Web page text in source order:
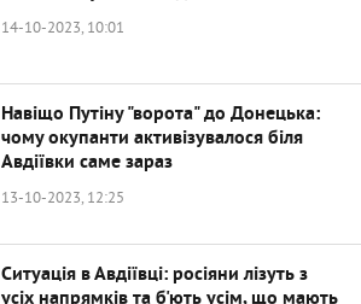
14-10-2023, 10:01
Навіщо Путіну "ворота" до Донецька:
чому окупанти активізувалося біля
Авдіївки саме зараз
13-10-2023, 12:25
Ситуація в Авдіївці: росіяни лізуть з
усіх напрямків та б'ють усім, що мають